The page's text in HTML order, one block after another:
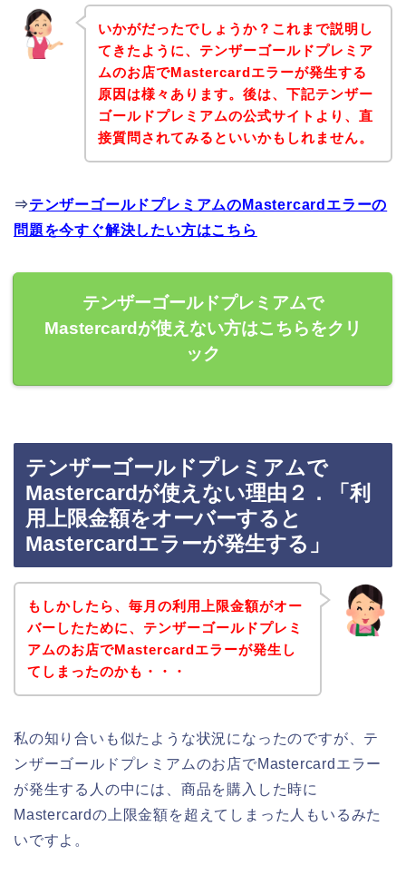
いかがだったでしょうか？これまで説明し
てきたように、テンザーゴールドプレミア
ムのお店でMastercardエラーが発生する
原因は様々あります。後は、下記テンザー
ゴールドプレミアムの公式サイトより、直
接質問されてみるといいかもしれません。
⇒テンザーゴールドプレミアムのMastercardエラーの
問題を今すぐ解決したい方はこちら
テンザーゴールドプレミアムで
Mastercardが使えない方はこちらをクリ
ック
テンザーゴールドプレミアムで
Mastercardが使えない理由２．「利
用上限金額をオーバーすると
Mastercardエラーが発生する」
もしかしたら、毎月の利用上限金額がオー
バーしたために、テンザーゴールドプレミ
アムのお店でMastercardエラーが発生し
てしまったのかも・・・
私の知り合いも似たような状況になったのですが、テ
ンザーゴールドプレミアムのお店でMastercardエラー
が発生する人の中には、商品を購入した時に
Mastercardの上限金額を超えてしまった人もいるみた
いですよ。